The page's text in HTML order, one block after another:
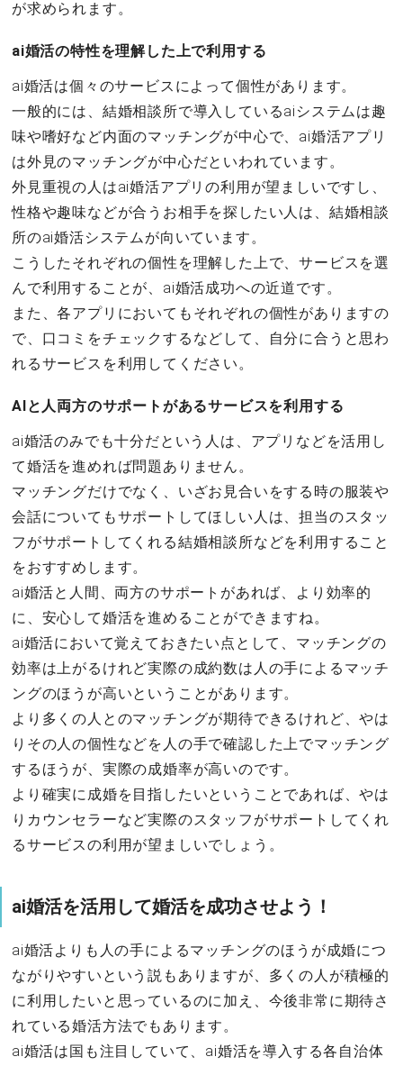
が求められます。
ai婚活の特性を理解した上で利用する
ai婚活は個々のサービスによって個性があります。
一般的には、結婚相談所で導入しているaiシステムは趣
味や嗜好など内面のマッチングが中心で、ai婚活アプリ
は外見のマッチングが中心だといわれています。
外見重視の人はai婚活アプリの利用が望ましいですし、
性格や趣味などが合うお相手を探したい人は、結婚相談
所のai婚活システムが向いています。
こうしたそれぞれの個性を理解した上で、サービスを選
んで利用することが、ai婚活成功への近道です。
また、各アプリにおいてもそれぞれの個性がありますの
で、口コミをチェックするなどして、自分に合うと思わ
れるサービスを利用してください。
AIと人両方のサポートがあるサービスを利用する
ai婚活のみでも十分だという人は、アプリなどを活用し
て婚活を進めれば問題ありません。
マッチングだけでなく、いざお見合いをする時の服装や
会話についてもサポートしてほしい人は、担当のスタッ
フがサポートしてくれる結婚相談所などを利用すること
をおすすめします。
ai婚活と人間、両方のサポートがあれば、より効率的
に、安心して婚活を進めることができますね。
ai婚活において覚えておきたい点として、マッチングの
効率は上がるけれど実際の成約数は人の手によるマッチ
ングのほうが高いということがあります。
より多くの人とのマッチングが期待できるけれど、やは
りその人の個性などを人の手で確認した上でマッチング
するほうが、実際の成婚率が高いのです。
より確実に成婚を目指したいということであれば、やは
りカウンセラーなど実際のスタッフがサポートしてくれ
るサービスの利用が望ましいでしょう。
ai婚活を活用して婚活を成功させよう！
ai婚活よりも人の手によるマッチングのほうが成婚につ
ながりやすいという説もありますが、多くの人が積極的
に利用したいと思っているのに加え、今後非常に期待さ
れている婚活方法でもあります。
ai婚活は国も注目していて、ai婚活を導入する各自治体